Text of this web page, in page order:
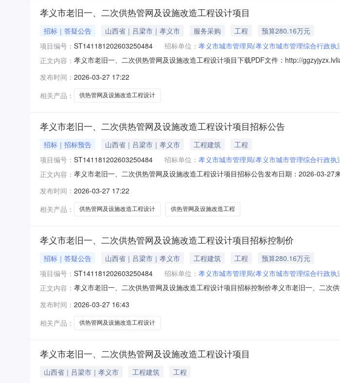
孝义市老旧一、二次供热管网及设施改造工程设计项目
招标｜答疑公告 山西省｜吕梁市｜孝义市 服务采购 工程
预算280.16万元
项目编号： ST141181202603250484 招标单位： 孝义市城市管理局(孝义市城市管理综合行政执
正文内容： 孝义市老旧一、二次供热管网及设施改造工程设计项目下载PDF文件：http://
发布时间： 2026-03-27 17:22
相关产品：
供热管网及设施改造工程设计
孝义市老旧一、二次供热管网及设施改造工程设计项目招标公告
招标｜招标预告 山西省｜吕梁市｜孝义市 工程建筑
工程
项目编号： ST141181202603250484 招标单位： 孝义市城市管理局(孝义市城市管理综合行政执
正文内容： 孝义市老旧一、二次供热管网及设施改造工程设计项目招标公告发布日期：2026-03-
间：2026-03-27至2026-04-20文件下载.pdf
发布时间： 2026-03-27 17:22
相关产品：
供热管网及设施改造工程设计 供热管网及设施改造工程
孝义市老旧一、二次供热管网及设施改造工程设计项目招标控制价
招标｜答疑公告 山西省｜吕梁市｜孝义市 工程建筑 工程
预算280.16万元
项目编号： ST141181202603250484 招标单位： 孝义市城市管理局(孝义市城市管理综合行政执
正文内容： 孝义市老旧一、二次供热管网及设施改造工程设计项目招标控制价孝义市老旧一、二
投标将被否决。)二、监督部门本招标项目的监督部门为：孝义市住房和城乡建设局。
新义
发布时间： 2026-03-27 16:43
相关产品：
供热管网及设施改造工程设计
孝义市老旧一、二次供热管网及设施改造工程设计项目
山西省｜吕梁市｜孝义市 工程建筑
工程